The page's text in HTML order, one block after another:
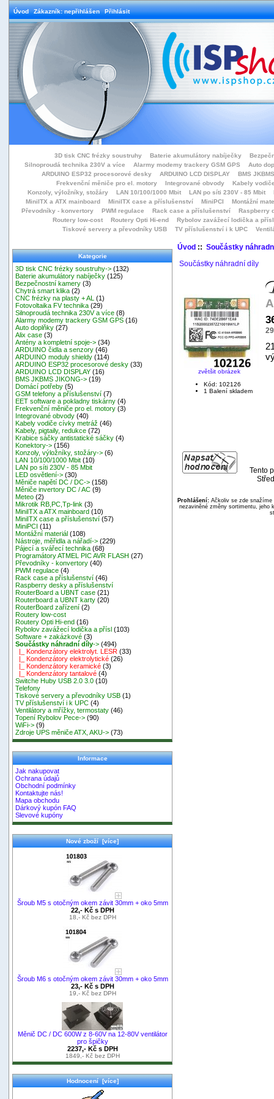
Úvod Zákazník: nepřihlášen Přihlásit
3D tisk CNC frézky soustruhy Baterie akumulátory nabíječky
Silnoproudá technika 230V a více
Alarmy modemy trackery GSM GPS
Auto
ARDUINO ESP32 procesorové desky
ARDUINO LCD DISPLAY
BMS
Frekvenční měniče pro el. motory
Integrované obvody
Kabely
Konzoly, výložníky, stožáry
LAN 10/100/1000 Mbit LAN po síti 230V - 85 Mbit
MiniITX a ATX mainboard
MiniITX case a příslušenství MiniPCI
Montážní
Převodníky - konvertory
PWM regulace Rack case a příslušenství
Raspberry
Routery low-cost
Routery Opti Hi-end
Rybolov zavážecí lodička a přísl
Tiskové servery a převodníky USB
TV příslušenství i k UPC
Kategorie
3D tisk CNC frézky soustruhy-> (132)
Baterie akumulátory nabíječky (125)
Bezpečnostní kamery (3)
Chytrá smart klika (2)
CNC frézky na plasty + AL
(1)
Fotovoltaika FV technika (29)
Silnoproudá technika 230V a více (8)
Alarmy modemy trackery GSM GPS (16)
Auto doplňky (27)
Alix case (3)
Antény a kompletní spoje-> (34)
ARDUINO čidla a senzory (46)
ARDUINO moduly shieldy (114)
ARDUINO ESP32 procesorové desky (33)
ARDUINO LCD DISPLAY (16)
BMS JKBMS JIKONG-> (19)
Domácí potřeby (5)
GSM telefony a příslušenství (7)
EET software a pokladny tiskárny (4)
Frekvenční měniče pro el. motory (3)
Integrované obvody (40)
Kabely vodiče cívky metráž (46)
Kabely, pigtaily, redukce (72)
Krabice sáčky antistatické sáčky (4)
Konektory-> (156)
Konzoly, výložníky, stožáry-> (6)
LAN 10/100/1000 Mbit (10)
LAN po síti 230V - 85 Mbit
LED osvětlení-> (30)
Měniče napětí DC / DC-> (158)
Měniče invertory DC / AC (9)
Meteo (2)
Mikrotik RB,PC,Tp-link (3)
MiniITX a ATX mainboard (10)
MiniITX case a příslušenství (57)
MiniPCI (11)
Montážní materiál (108)
Nástroje, měřidla a nářadí-> (229)
Pájecí a svářecí technika (68)
Programátory ATMEL PIC AVR FLASH (27)
Převodníky - konvertory (40)
PWM regulace (4)
Rack case a příslušenství (46)
Raspberry desky a příslušenství
RouterBoard a UBNT case (21)
Routerboard a UBNT karty (20)
RouterBoard zařízení (2)
Routery low-cost
Routery Opti Hi-end (16)
Rybolov zavážecí lodička a přísl (103)
Software + zakázkové (3)
Součástky náhradní díly-> (494)
|_ Kondenzátory elektrolyt. LESR (33)
|_ Kondenzátory elektrolytické (26)
|_ Kondenzátory keramické (3)
|_ Kondenzátory tantalové (4)
Switche Huby USB 2.0 3.0 (10)
Telefony
Tiskové servery a převodníky USB (1)
TV příslušenství i k UPC (4)
Ventilátory a mřížky, termostaty (46)
Topení Rybolov Pece-> (90)
WiFi-> (9)
Zdroje UPS měniče ATX, AKU-> (73)
Informace
Jak nakupovat
Ochrana údajů
Obchodní podmínky
Kontaktujte nás!
Mapa obchodu
Dárkový kupón FAQ
Slevové kupóny
Nové zboží [více]
Šroub M5 s otočným okem závit 30mm + oko 5mm
22,- Kč s DPH
18,- Kč bez DPH
Šroub M6 s otočným okem závit 30mm + oko 5mm
23,- Kč s DPH
19,- Kč bez DPH
Měnič DC / DC 600W z 8-60V na 12-80V ventilátor
pro špičky
2237,- Kč s DPH
1849,- Kč bez DPH
Hodnocení [více]
Úvod:: Součástky
Součástky náhradní díly
zvětšit obrázek
Kód: 102126
1 Balení skladem
Tento
Prohlášení:Ačkoliv se zde snažíme
nezaviněné změny sortimentu, jeho